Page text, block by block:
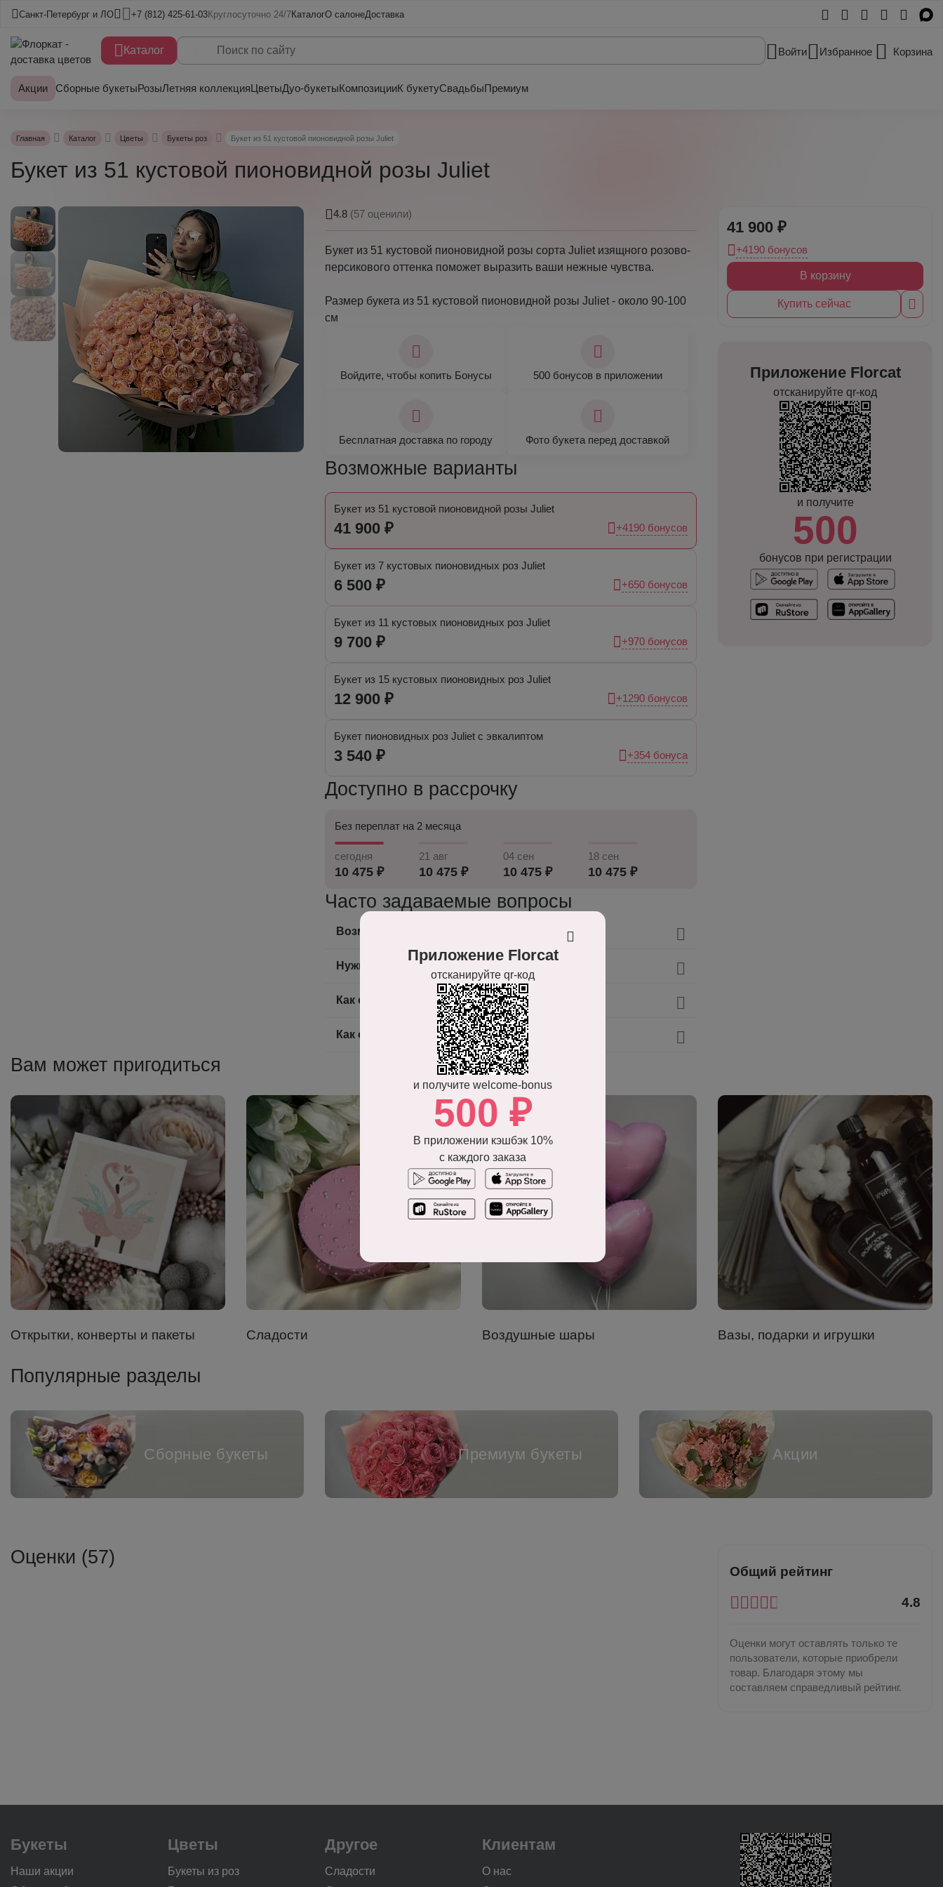
Санкт-Петербург и ЛО +7 (812) 425-61-03Круглосуточно 24/7КаталогО салонеДоставка
Каталог Войти Избранное Корзина
Акции Сборные букетыРозыЛетняя коллекцияЦветыДуо-букетыКомпозицииК букетуСвадьбыПремиум
Главная Каталог Цветы Букеты роз Букет из 51 кустовой пионовидной розы Juliet
Букет из 51 кустовой пионовидной розы Juliet
4.8 (57 оценили)
Букет из 51 кустовой пионовидной розы сорта Juliet изящного розово-
персикового оттенка поможет выразить ваши нежные чувства.
Размер букета из 51 кустовой пионовидной розы Juliet - около 90-100
см
Войдите, чтобы копить Бонусы 500 бонусов в приложении
Бесплатная доставка по городу Фото букета перед доставкой
Возможные варианты
Букет из 51 кустовой пионовидной розы Juliet
41 900 ₽ +4190 бонусов
Букет из 7 кустовых пионовидных роз Juliet
6 500 ₽ +650 бонусов
Букет из 11 кустовых пионовидных роз Juliet
9 700 ₽ +970 бонусов
Букет из 15 кустовых пионовидных роз Juliet
12 900 ₽ +1290 бонусов
Букет пионовидных роз Juliet с эвкалиптом
3 540 ₽ +354 бонуса
Доступно в рассрочку
Без переплат на 2 месяца
сегодня
10 475 ₽
21 авг
10 475 ₽
04 сен
10 475 ₽
18 сен
10 475 ₽
Часто задаваемые вопросы
Возможно ли получить фото готового букета?
Нужно ли доплачивать за доставку?
Как оплатить заказ?
Как оформить заказ на доставку цветов?
41 900 ₽
+4190 бонусов
В корзину
Купить сейчас
Приложение Florcat
отсканируйте qr-код
и получите
500
бонусов при регистрации
Вам может пригодиться
Открытки, конверты и пакеты Сладости Воздушные шары Вазы, подарки и игрушки
Популярные разделы
Сборные букеты Премиум букеты Акции
Оценки (57)
Общий рейтинг
4.8
Оценки могут оставлять только те
пользователи, которые приобрели
товар. Благодаря этому мы
составляем справедливый рейтинг.
Приложение Florcat
отсканируйте qr-код
и получите welcome-bonus
500 ₽
В приложении кэшбэк 10%
с каждого заказа
Букеты
Наши акции
Цветы
Букеты из роз
Другое
Сладости
Клиентам
О нас